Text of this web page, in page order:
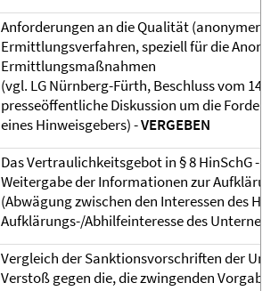
Anforderungen an die Qualität (anonymer)
Ermittlungsverfahren, speziell für die
Ermittlungsmaßnahmen
(vgl. LG Nürnberg-Fürth, Beschluss vom
presseöffentliche Diskussion um die
eines Hinweisgebers) -VERGEBEN
Das Vertraulichkeitsgebot in § 8 HinSchG -
Weitergabe der Informationen zur
(Abwägung zwischen den Interessen des
Aufklärungs-/Abhilfeinteresse des
Vergleich der Sanktionsvorschriften der
Verstoß gegen die, die zwingenden